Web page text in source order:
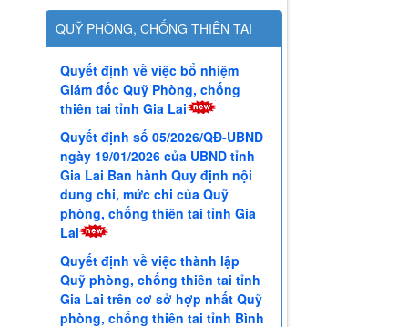
Quyết định về việc bổ nhiệm
Giám đốc Quỹ Phòng, chống
thiên tai tỉnh Gia Lai
Quyết định số 05/2026/QĐ-UBND
ngày 19/01/2026 của UBND tỉnh
Gia Lai Ban hành Quy định nội
dung chi, mức chi của Quỹ
phòng, chống thiên tai tỉnh Gia
Lai
Quyết định về việc thành lập
Quỹ phòng, chống thiên tai tỉnh
Gia Lai trên cơ sở hợp nhất Quỹ
phòng, chống thiên tai tỉnh Bình
Định và Quỹ phòng, chống thiên
tai tỉnh Gia Lai (cũ)